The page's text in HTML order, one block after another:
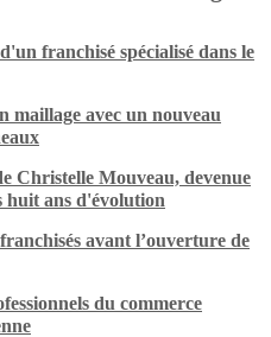
franchisé spécialisé dans le
avec un nouveau
Christelle Mouveau, devenue
huit ans d'évolution
avant l’ouverture de
du commerce